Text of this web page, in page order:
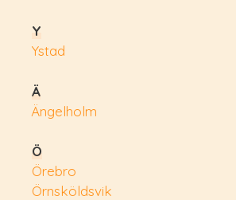
Y
Ystad
Ä
Ängelholm
Ö
Örebro
Örnsköldsvik